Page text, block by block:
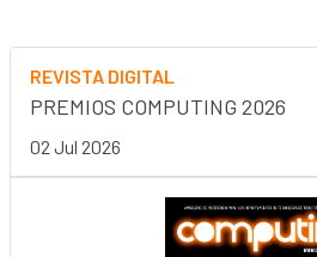
REVISTA DIGITAL
PREMIOS COMPUTING 2026
02 Jul 2026